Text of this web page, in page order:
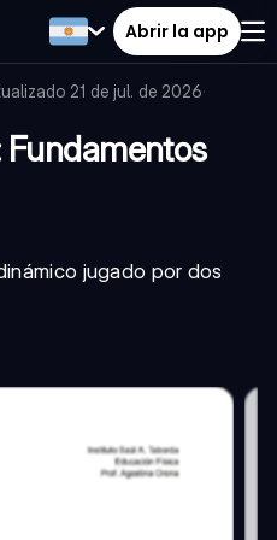
Abrir la app
21 de jul. de 2026·
Fundamentos
jugado por dos